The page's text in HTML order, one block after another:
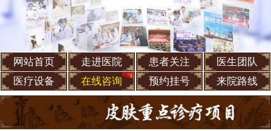
网站首页 走进医院 患者关注
医生团队
医疗设备
在线咨询 预约挂号 来院路线